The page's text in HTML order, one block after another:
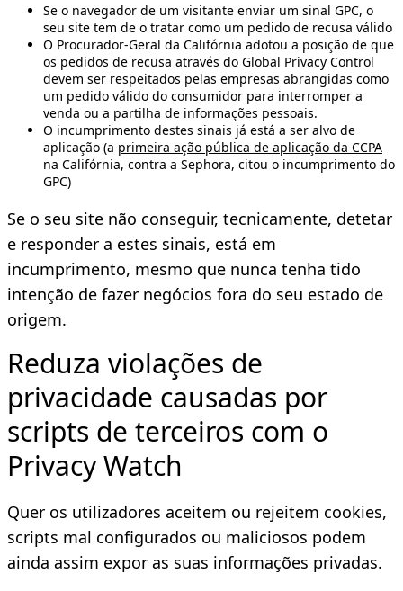
Se o navegador de um visitante enviar um sinal GPC, o
seu site tem de o tratar como um pedido de recusa válido
O Procurador-Geral da Califórnia adotou a posição de que
os pedidos de recusa através do Global Privacy Control
devem ser respeitados pelas empresas abrangidas como
um pedido válido do consumidor para interromper a
venda ou a partilha de informações pessoais.
O incumprimento destes sinais já está a ser alvo de
aplicação (a primeira ação pública de aplicação da CCPA
na Califórnia, contra a Sephora, citou o incumprimento do
GPC)
Se o seu site não conseguir, tecnicamente, detetar
e responder a estes sinais, está em
incumprimento, mesmo que nunca tenha tido
intenção de fazer negócios fora do seu estado de
origem.
Reduza violações de
privacidade causadas por
scripts de terceiros com o
Privacy Watch
Quer os utilizadores aceitem ou rejeitem cookies,
scripts mal configurados ou maliciosos podem
ainda assim expor as suas informações privadas.